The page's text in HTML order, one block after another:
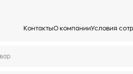
КонтактыО компанииУсловия